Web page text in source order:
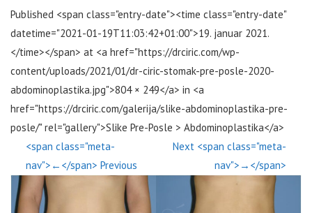
Published <span class="entry-date"><time class="entry-date"
datetime="2021-01-19T11:03:42+01:00">19. januar 2021.
</time></span> at <a href="https://drciric.com/wp-
content/uploads/2021/01/dr-ciric-stomak-pre-posle-2020-
abdominoplastika.jpg">804 × 249</a> in <a
href="https://drciric.com/galerija/slike-abdominoplastika-pre-
posle/" rel="gallery">Slike Pre-Posle > Abdominoplastika</a>
<span class="meta-
nav">←</span> Previous
Next <span class="meta-
nav">→</span>